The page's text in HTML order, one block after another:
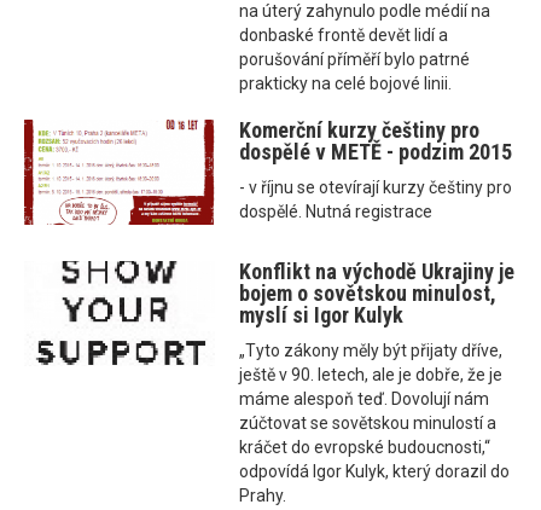
na úterý zahynulo podle médií na
donbaské frontě devět lidí a
porušování příměří bylo patrné
prakticky na celé bojové linii.
Komerční kurzy češtiny pro
dospělé v METĚ - podzim 2015
- v říjnu se otevírají kurzy češtiny pro
dospělé. Nutná registrace
Konflikt na východě Ukrajiny je
bojem o sovětskou minulost,
myslí si Igor Kulyk
„Tyto zákony měly být přijaty dříve,
ještě v 90. letech, ale je dobře, že je
máme alespoň teď. Dovolují nám
zúčtovat se sovětskou minulostí a
kráčet do evropské budoucnosti,“
odpovídá Igor Kulyk, který dorazil do
Prahy.